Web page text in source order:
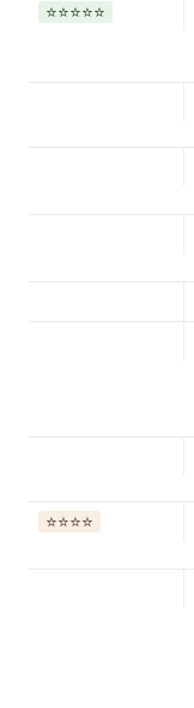
⭐️⭐️⭐️⭐️⭐️
⭐️⭐️⭐️⭐️